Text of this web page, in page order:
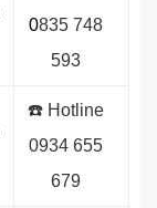
0835 748
593
☎️ Hotline
0934 655
679